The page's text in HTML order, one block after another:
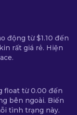
động từ $1.10 đến
rất giá rẻ. Hiện
float từ 0.00 đến
bên ngoài. Biến
tình trạng này.